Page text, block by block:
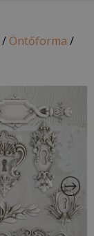
/ Öntőforma /